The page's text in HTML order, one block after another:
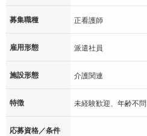
募集職種 正看護師
雇用形態 派遣社員
施設形態 介護関連
特徴 未経験歓迎、年齢不問
応募資格／条件